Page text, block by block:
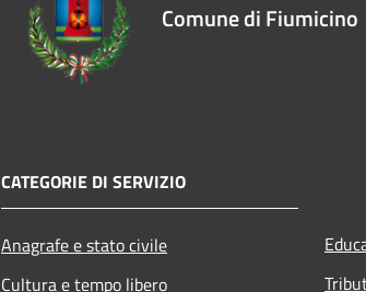
Comune di Fiumicino
CATEGORIE DI SERVIZIO
Anagrafe e stato civile
Cultura e tempo libero